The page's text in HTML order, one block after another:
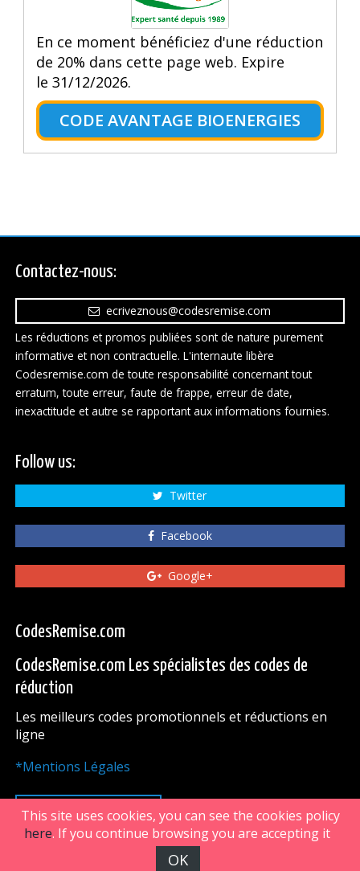
En ce moment bénéficiez d'une réduction
de 20% dans cette page web. Expire
le 31/12/2026.
CODE AVANTAGE BIOENERGIES
Contactez-nous:
ecriveznous@codesremise.com
Les réductions et promos publiées sont de nature purement
informative et non contractuelle. L'internaute libère
Codesremise.com de toute responsabilité concernant tout
erratum, toute erreur, faute de frappe, erreur de date,
inexactitude et autre se rapportant aux informations fournies.
Follow us:
Twitter
Facebook
Google+
CodesRemise.com
CodesRemise.com Les spécialistes des codes de
réduction
Les meilleurs codes promotionnels et réductions en
ligne
*Mentions Légales
HAUT DE PAGE
FiveDoors Network 2018
This site uses cookies, you can see the cookies policy
here. If you continue browsing you are accepting it
OK